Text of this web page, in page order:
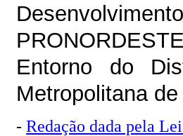
Entorno do
Metropolitana
- Redação dada pela